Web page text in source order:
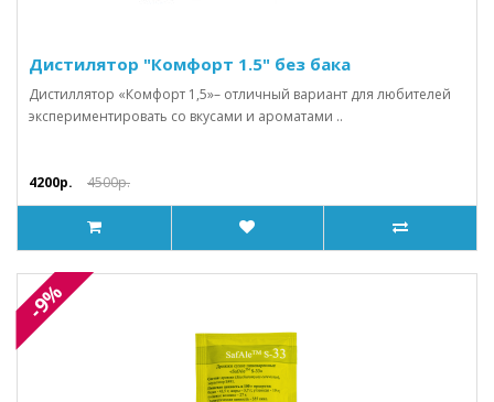
Дистилятор "Комфорт 1.5" без бака
Дистиллятор «Комфорт 1,5»– отличный вариант для любителей
экспериментировать со вкусами и ароматами ..
4200р. 4500р.
-9%